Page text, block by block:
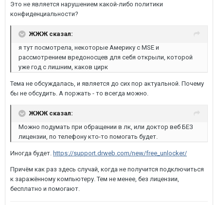
Это не является нарушением какой-либо политики
конфиденциальности?
ЖЖЖ сказал:
я тут посмотрела, некоторые Америку с MSE и
рассмотрением вредоносцев для себя открыли, которой
уже год с лишним, каков цирк
Тема не обсуждалась, и является до сих пор актуальной. Почему
бы не обсудить. А поржать - то всегда можно.
ЖЖЖ сказал:
Можно подумать при обращении в лк, или доктор веб БЕЗ
лицензии, по телефону кто-то помогать будет.
Иногда будет. https://support.drweb.com/new/free_unlocker/
Причём как раз здесь случай, когда не получится подключиться
к заражённому компьютеру. Тем не менее, без лицензии,
бесплатно и помогают.